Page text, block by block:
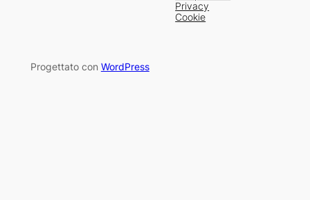
Privacy
Cookie
Progettato con WordPress